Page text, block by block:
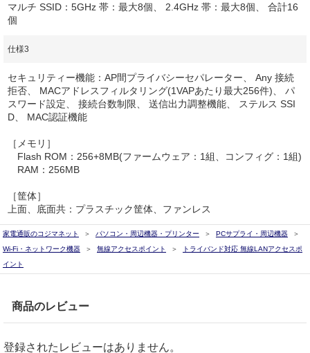
マルチ SSID：5GHz 帯：最大8個、 2.4GHz 帯：最大8個、 合計16
個
仕様3
セキュリティー機能：AP間プライバシーセパレーター、 Any 接続
拒否、 MACアドレスフィルタリング(1VAPあたり最大256件)、 パ
スワード設定、 接続台数制限、 送信出力調整機能、 ステルス SSI
D、 MAC認証機能
［メモリ］
Flash ROM：256+8MB(ファームウェア：1組、コンフィグ：1組)
RAM：256MB
［筐体］
上面、底面共：プラスチック筐体、ファンレス
家電通販のコジマネット パソコン・周辺機器・プリンター
PCサプライ・周辺機器
Wi-Fi・ネットワーク機器
無線アクセスポイント
トライバンド対応 無線LANアクセスポ
イント
商品のレビュー
登録されたレビューはありません。